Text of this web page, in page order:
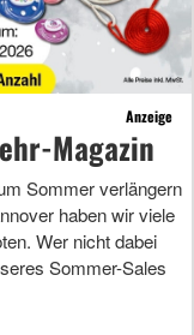
Anzeige
Magazin
Sommer verlängern
haben wir viele
Wer nicht dabei
Sommer-Sales